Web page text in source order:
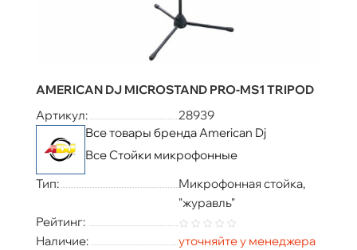
AMERICAN DJ MICROSTAND PRO-MS1 TRIPOD
Артикул:
28939
Все товары бренда American Dj
Все Стойки микрофонные
Тип:
Микрофонная стойка,
"журавль"
Рейтинг:
Наличие:
уточняйте у менеджера